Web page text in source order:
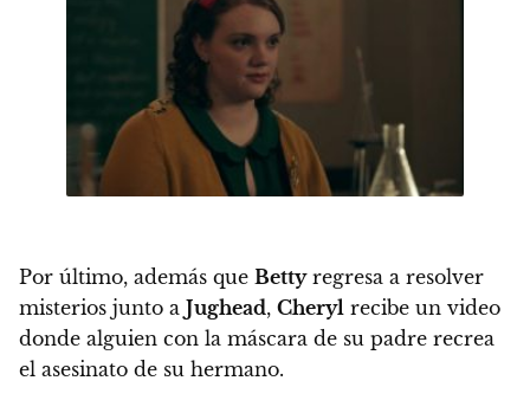
Por último, además que Bettyregresa a resolver
misterios junto a Jughead, Cheryl recibe un video
donde alguien con la máscara de su padre recrea
el asesinato de su hermano.